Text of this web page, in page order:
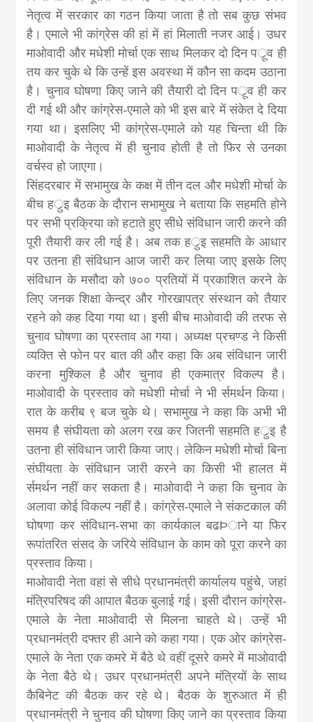
नेतृत्व में सरकार का गठन किया जाता है तो सब कुछ संभव
है। एमाले भी कांग्रेस की हां में हां मिलाती नजर आई। उधर
माओवादी और मधेशी मोर्चा एक साथ मिलकर दो दिन पर्ूव ही
तय कर चुके थे कि उन्हें इस अवस्था में कौन सा कदम उठाना
है। चुनाव घोषणा किए जाने की तैयारी दो दिन पर्ूव ही कर
दी गई थी और कांग्रेस-एमाले को भी इस बारे में संकेत दे दिया
गया था। इसलिए भी कांग्रेस-एमाले को यह चिन्ता थी कि
माओवादी के नेतृत्व में ही चुनाव होती है तो फिर से उनका
वर्चस्व हो जाएगा।
सिंहदरबार में सभामुख के कक्ष में तीन दल और मधेशी मोर्चा के
बीच हर्ुइ बैठक के दौरान सभामुख ने बताया कि सहमति होने
पर सभी प्रक्रिया को हटाते हुए सीधे संविधान जारी करने की
पूरी तैयारी कर ली गई है। अब तक हर्ुइ सहमति के आधार
पर उतना ही संविधान आज जारी कर लिया जाए इसके लिए
संविधान के मसौदा को ७०० प्रतियों में प्रकाशित करने के
लिए जनक शिक्षा केन्द्र और गोरखापत्र संस्थान को तैयार
रहने को कह दिया गया था। इसी बीच माओवादी की तरफ से
चुनाव घोषणा का प्रस्ताव आ गया। अध्यक्ष प्रचण्ड ने किसी
व्यक्ति से फोन पर बात की और कहा कि अब संविधान जारी
करना मुश्किल है और चुनाव ही एकमात्र विकल्प है।
माओवादी के प्रस्ताव को मधेशी मोर्चा ने भी र्समर्थन किया।
रात के करीब ९ बज चुके थे। सभामुख ने कहा कि अभी भी
समय है संघीयता को अलग रख कर जितनी सहमति हर्ुइ है
उतना ही संविधान जारी किया जाए। लेकिन मधेशी मोर्चा बिना
संघीयता के संविधान जारी करने का किसी भी हालत में
र्समर्थन नहीं कर सकता है। माओवादी ने कहा कि चुनाव के
अलावा कोई विकल्प नहीं है। कांग्रेस-एमाले ने संकटकाल की
घोषणा कर संविधान-सभा का कार्यकाल बढÞाने या फिर
रूपांतरित संसद के जरिये संविधान के काम को पूरा करने का
प्रस्ताव किया।
माओवादी नेता वहां से सीधे प्रधानमंत्री कार्यालय पहुंचे, जहां
मंत्रिपरिषद की आपात बैठक बुलाई गई। इसी दौरान कांग्रेस-
एमाले के नेता माओवादी से मिलना चाहते थे। उन्हें भी
प्रधानमंत्री दफ्तर ही आने को कहा गया। एक ओर कांग्रेस-
एमाले के नेता एक कमरे में बैठे थे वहीं दूसरे कमरे में माओवादी
के नेता बैठे थे। उधर प्रधानमंत्री अपने मंत्रियों के साथ
कैबिनेट की बैठक कर रहे थे। बैठक के शुरुआत में ही
प्रधानमंत्री ने चुनाव की घोषणा किए जाने का प्रस्ताव किया